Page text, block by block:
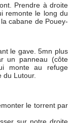
Prendre à droite
remonte le long du
cabane de Pouey-
le gave. 5mn plus
un panneau (côte
monte au refuge
du Lutour.
le torrent par
sur notre droite